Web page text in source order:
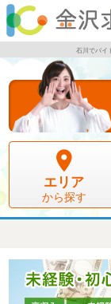
石川でバイ

エリア
から探す